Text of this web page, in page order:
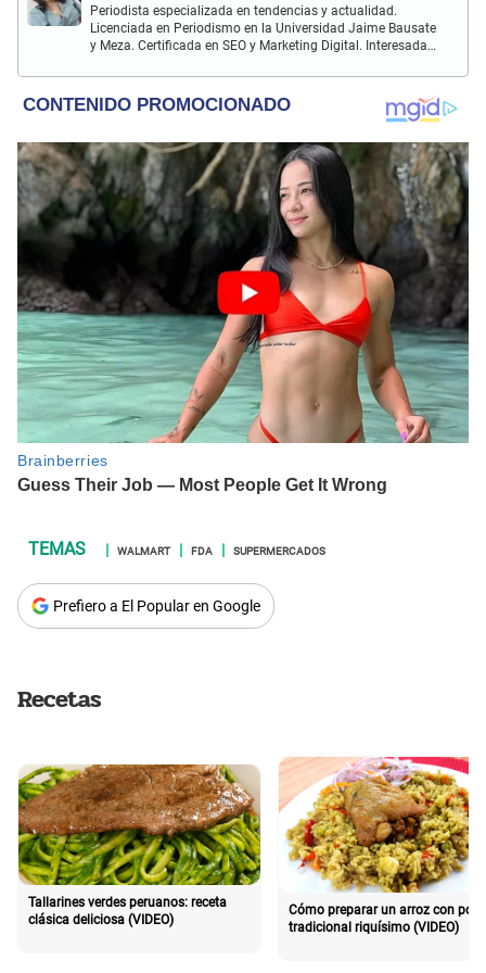
Periodista especializada en tendencias y actualidad.
Licenciada en Periodismo en la Universidad Jaime Bausate
y Meza. Certificada en SEO y Marketing Digital. Interesada
farándula y más.
WALMART FDA SUPERMERCADOS
Prefiero a El Popular en Google
Recetas
Tallarines verdes peruanos: receta
clásica deliciosa (VIDEO)
Cómo preparar un arroz con pollo
tradicional riquísimo (VIDEO)